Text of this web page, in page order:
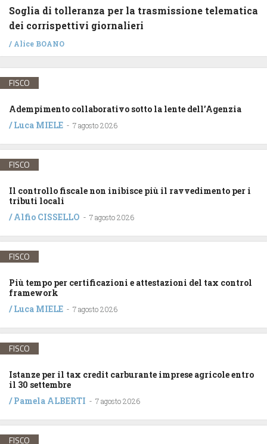
Soglia di tolleranza per la trasmissione telematica
dei corrispettivi giornalieri
/ Alice BOANO
FISCO
Adempimento collaborativo sotto la lente dell’Agenzia
/Luca MIELE - 7 agosto 2026
FISCO
Il controllo fiscale non inibisce più il ravvedimento per i
tributi locali
/Alfio CISSELLO - 7 agosto 2026
FISCO
Più tempo per certificazioni e attestazioni del tax control
framework
/Luca MIELE - 7 agosto 2026
FISCO
Istanze per il tax credit carburante imprese agricole entro
il 30 settembre
/Pamela ALBERTI - 7 agosto 2026
FISCO